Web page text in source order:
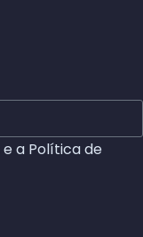
e a Política de